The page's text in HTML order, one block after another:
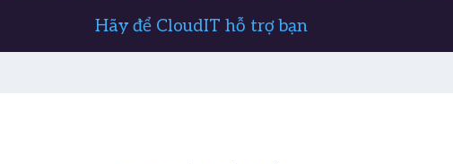
Hãy để CloudIT hỗ trợ bạn